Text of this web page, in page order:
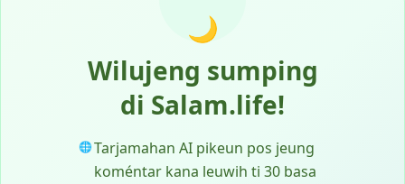
🌙
Wilujeng sumping
di Salam.life!
🌐Tarjamahan AI pikeun pos jeung
koméntar kana leuwih ti 30 basa